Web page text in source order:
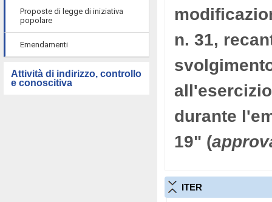
Proposte di legge di iniziativa
popolare
Emendamenti
Attività di indirizzo, controllo
e conoscitiva
n. 31,
durante
19" (
ITER